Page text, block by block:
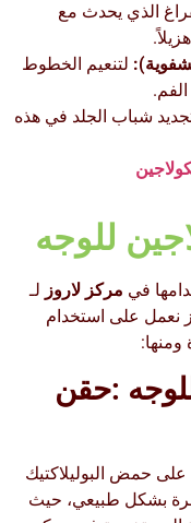
الذي يحدث مع
لتنعيم الخطوط
شباب الجلد في هذه
للوجه
في مركز لاروز لـ
نعمل على استخدام
ومنها:
:حقن
حمض البوليلاكتيك
بشكل طبيعي، حيث